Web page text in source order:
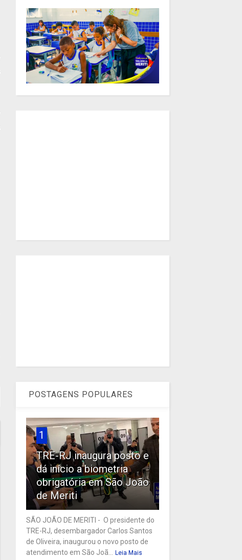
POSTAGENS POPULARES
1
TRE-RJ inaugura posto e
dá início a biometria
obrigatória em São João
de Meriti
SÃO JOÃO DE MERITI - O presidente do
TRE-RJ, desembargador Carlos Santos
de Oliveira, inaugurou o novo posto de
atendimento em São Joã...
Leia Mais